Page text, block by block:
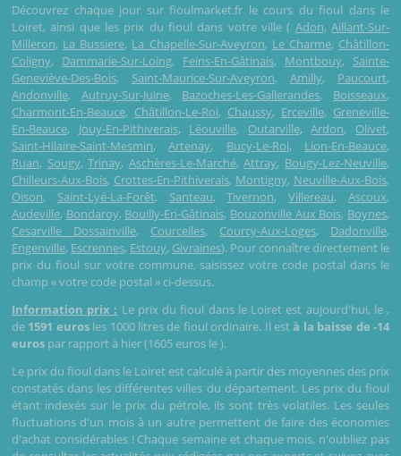
Découvrez chaque jour sur fioulmarket.fr le cours du fioul dans le
Loiret, ainsi que les prix du fioul dans votre ville ( Adon,Aillant-Sur-
Milleron, La Bussiere, La Chapelle-Sur-Aveyron, Le Charme, Châtillon-
Coligny, Dammarie-Sur-Loing, Feins-En-Gâtinais, Montbouy, Sainte-
Geneviève-Des-Bois, Saint-Maurice-Sur-Aveyron, Amilly, Paucourt,
Andonville, Autruy-Sur-Juine, Bazoches-Les-Gallerandes, Boisseaux,
Charmont-En-Beauce, Châtillon-Le-Roi, Chaussy, Erceville, Greneville-
En-Beauce, Jouy-En-Pithiverais, Léouville, Outarville,Ardon, Olivet,
Saint-Hilaire-Saint-Mesmin,Artenay, Bucy-Le-Roi, Lion-En-Beauce,
Ruan, Sougy,Trinay, Aschères-Le-Marché,Attray, Bougy-Lez-Neuville,
Chilleurs-Aux-Bois, Crottes-En-Pithiverais, Montigny, Neuville-Aux-Bois,
Oison, Saint-Lyé-La-Forêt, Santeau,Tivernon,Villereau,Ascoux,
Audeville, Bondaroy, Bouilly-En-Gâtinais, Bouzonville Aux Bois, Boynes,
Cesarville Dossainville, Courcelles, Courcy-Aux-Loges, Dadonville,
Engenville, Escrennes, Estouy, Givraines). Pour connaître directement le
prix du fioul sur votre commune, saisissez votre code postal dans le
champ « votre code postal » ci-dessus.
Information prix : Le prix du fioul dans le Loiret est aujourd'hui, le ,
de 1591 eurosles 1000 litres de fioul ordinaire. Il està la baisse de -14
euros par rapport à hier (1605 euros le).
Le prix du fioul dans le Loiret est calculé à partir des moyennes des prix
constatés dans les différentes villes du département. Les prix du fioul
étant indexés sur le prix du pétrole, ils sont très volatiles. Les seules
fluctuations d'un mois à un autre permettent de faire des économies
d'achat considérables ! Chaque semaine et chaque mois, n'oubliez pas